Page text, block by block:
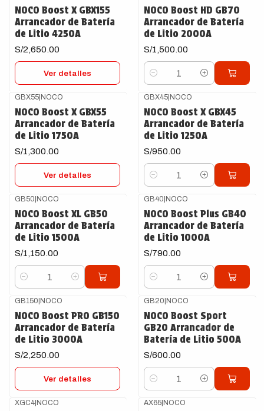
NOCO Boost X GBX155
Arrancador de Batería
de Litio 4250A
S/2,650.00
Ver detalles
NOCO Boost HD GB70
Arrancador de Batería
de Litio 2000A
S/1,500.00
Cantidad
GBX55|NOCO
NOCO Boost X GBX55
Arrancador de Batería
de Litio 1750A
S/1,300.00
Ver detalles
GBX45|NOCO
NOCO Boost X GBX45
Arrancador de Batería
de Litio 1250A
S/950.00
Cantidad
GB50|NOCO
NOCO Boost XL GB50
Arrancador de Batería
de Litio 1500A
S/1,150.00
Cantidad
GB40|NOCO
NOCO Boost Plus GB40
Arrancador de Batería
de Litio 1000A
S/790.00
Cantidad
GB150|NOCO
NOCO Boost PRO GB150
Arrancador de Batería
de Litio 3000A
S/2,250.00
Ver detalles
GB20|NOCO
NOCO Boost Sport
GB20 Arrancador de
Batería de Litio 500A
S/600.00
Cantidad
XGC4|NOCO AX65|NOCO